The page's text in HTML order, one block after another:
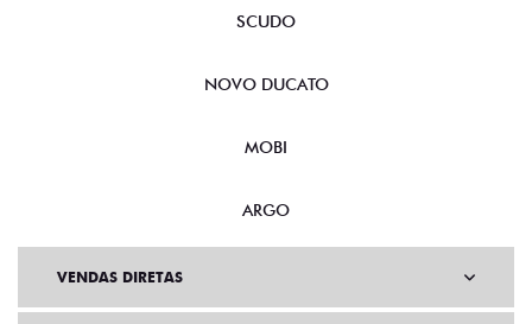
SCUDO
NOVO DUCATO
MOBI
ARGO
VENDAS DIRETAS